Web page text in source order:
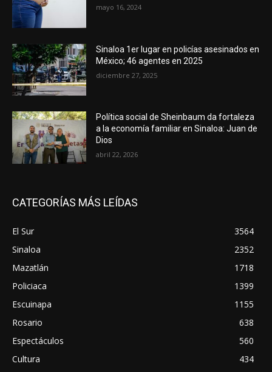
mayo 16, 2024
Sinaloa 1er lugar en policías asesinados en
México; 46 agentes en 2025
diciembre 27, 2025
Política social de Sheinbaum da fortaleza
a la economía familiar en Sinaloa: Juan de
Dios
abril 22, 2026
CATEGORÍAS MÁS LEÍDAS
El Sur
3564
Sinaloa
2352
Mazatlán
1718
Policiaca
1399
Escuinapa
1155
Rosario
638
Espectáculos
560
Cultura
434